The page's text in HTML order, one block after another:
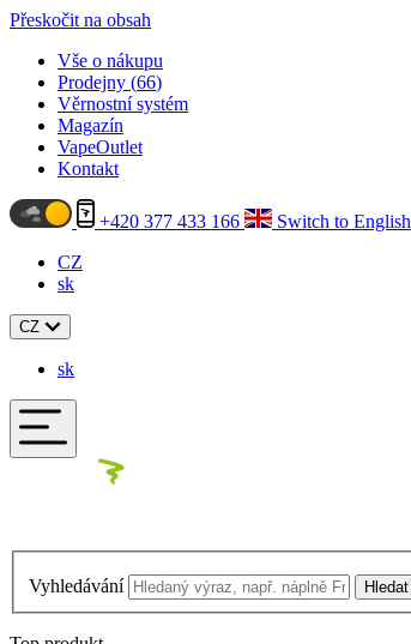
Přeskočit na obsah
Vše o nákupu
Prodejny (66)
Věrnostní systém
Magazín
VapeOutlet
Kontakt
+420 377 433 166
Switch to English
CZ
sk
CZ
sk
Vyhledávání Hledat